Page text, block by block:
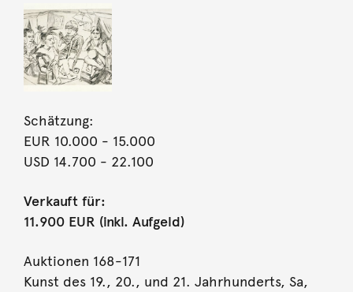
Schätzung:
EUR 10.000 - 15.000
USD 14.700 - 22.100
Verkauft für:
11.900 EUR (inkl. Aufgeld)
Auktionen 168-171
Kunst des 19., 20., und 21. Jahrhunderts, Sa,